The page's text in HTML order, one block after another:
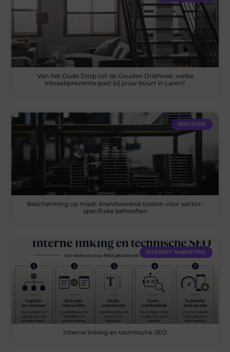
Van het Oude Dorp tot de Gouden Driehoek: welke
inbraakpreventie past bij jouw buurt in Laren?
INDUSTRIE
Bescherming op maat: brandwerend coaten voor sector-
specifieke behoeften
INTERNET MARKETING
Interne linking en technische SEO